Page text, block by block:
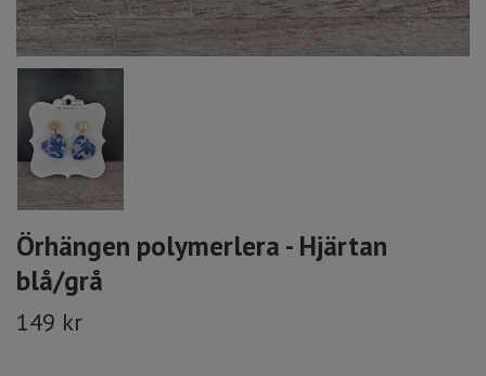
Örhängen polymerlera - Hjärtan
blå/grå
149 kr